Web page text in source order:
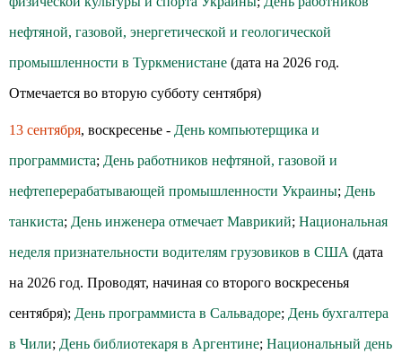
нефтяной, газовой, энергетической и геологической
промышленности в Туркменистане (дата на 2026 год.
Отмечается во вторую субботу сентября)
13 сентября, воскресенье - День компьютерщика и
программиста; День работников нефтяной, газовой и
нефтеперерабатывающей промышленности Украины; День
танкиста; День инженера отмечает Маврикий; Национальная
неделя признательности водителям грузовиков в США (дата
на 2026 год. Проводят, начиная со второго воскресенья
сентября); День программиста в Сальвадоре; День бухгалтера
в Чили; День библиотекаря в Аргентине; Национальный день